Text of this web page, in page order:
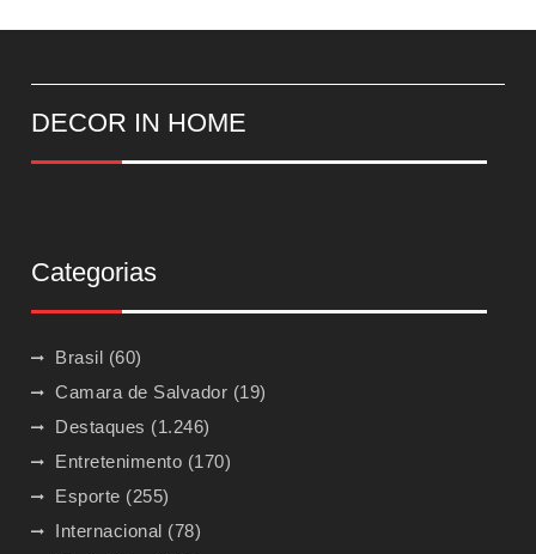
DECOR IN HOME
Categorias
Brasil (60)
Camara de Salvador (19)
Destaques (1.246)
Entretenimento (170)
Esporte (255)
Internacional (78)